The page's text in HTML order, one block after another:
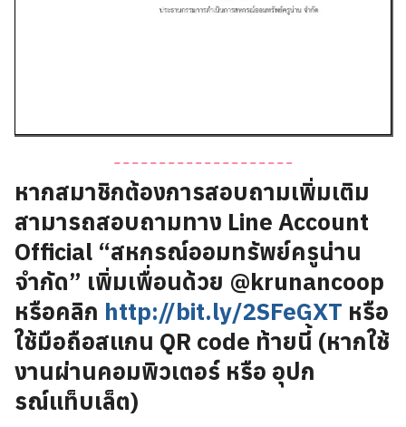
หากสมาชิกต้องการสอบถามเพิ่มเติม
สามารถสอบถามทาง Line Account
Official “สหกรณ์ออมทรัพย์ครูน่าน
จำกัด” เพิ่มเพื่อนด้วย @krunancoop
หรือคลิก http://bit.ly/2SFeGXT หรือ
ใช้มือถือสแกน QR code ท้ายนี้ (หากใช้
งานผ่านคอมพิวเตอร์ หรือ อุปก
รณ์แท็บเล็ต)